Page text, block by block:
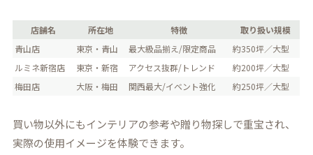
店舗名 所在地 特徴
取り扱い規模
青山店
東京・青山 最大級品揃え/限定商品
約350坪／大型
ルミネ新宿店
東京・新宿 アクセス抜群/トレンド
約200坪／大型
梅田店
大阪・梅田 関西最大/イベント強化 約250坪／大型
買い物以外にもインテリアの参考や贈り物探しで重宝され、
実際の使用イメージを体験できます。